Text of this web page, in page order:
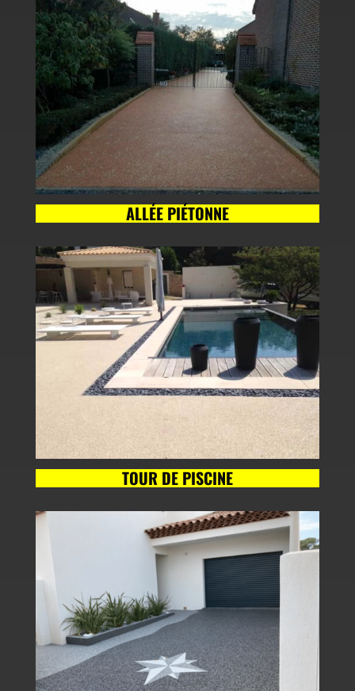
ALLÉE PIÉTONNE
TOUR DE PISCINE